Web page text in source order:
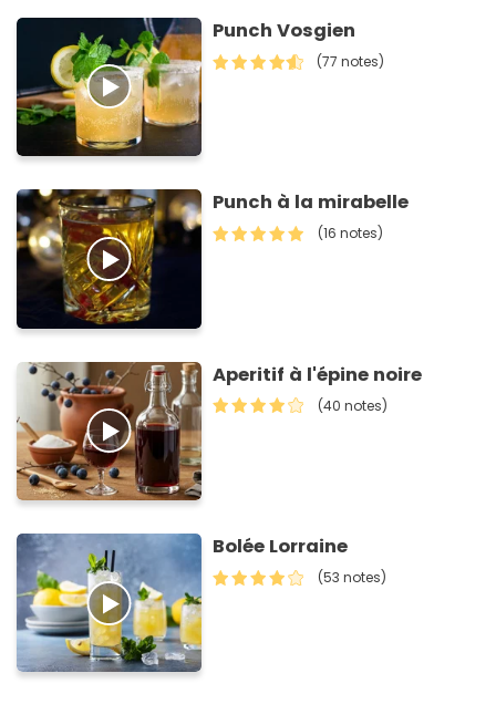
Punch Vosgien
(77 notes)
Punch à la mirabelle
(16 notes)
Aperitif à l'épine noire
(40 notes)
Bolée Lorraine
(53 notes)